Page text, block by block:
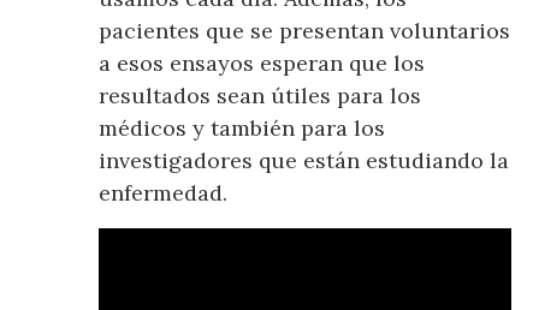
pacientes que se presentan voluntarios
a esos ensayos esperan que los
resultados sean útiles para los
médicos y también para los
investigadores que están estudiando la
enfermedad.